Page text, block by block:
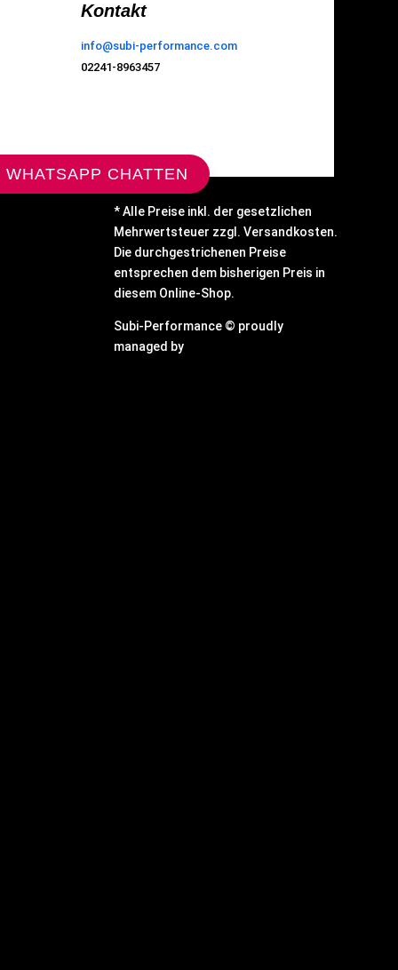
Kontakt
info@subi-performance.com
02241-8963457
WHATSAPP CHATTEN
* Alle Preise inkl. der gesetzlichen
Mehrwertsteuer zzgl. Versandkosten.
Die durchgestrichenen Preise
entsprechen dem bisherigen Preis in
diesem Online-Shop.
Subi-Performance © proudly
managed by